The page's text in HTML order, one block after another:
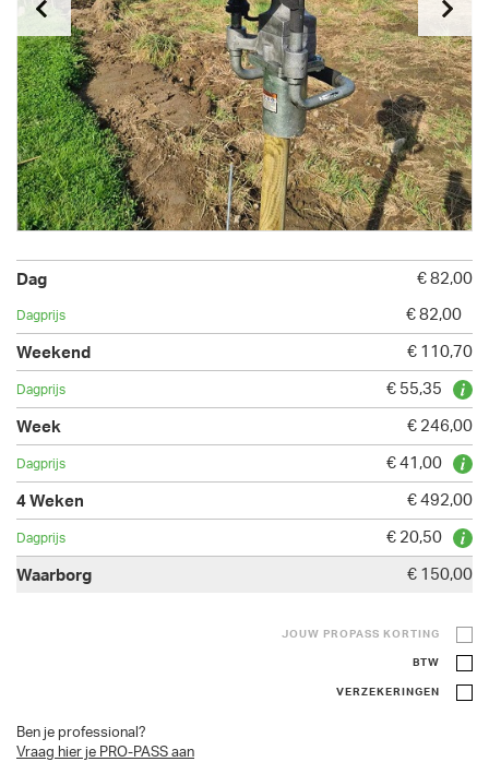
€ 82,00
€ 82,00
€ 110,70
€ 55,35
€ 246,00
€ 41,00
€ 492,00
€ 20,50
€ 150,00
JOUW PROPASS KORTING
BTW
VERZEKERINGEN
Ben je professional?
Vraag hier je PRO-PASS aan